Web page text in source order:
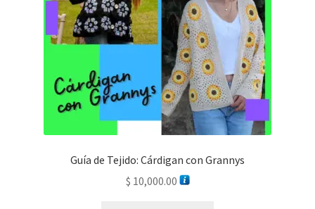
Guía de Tejido: Cárdigan con Grannys
$ 10,000.00